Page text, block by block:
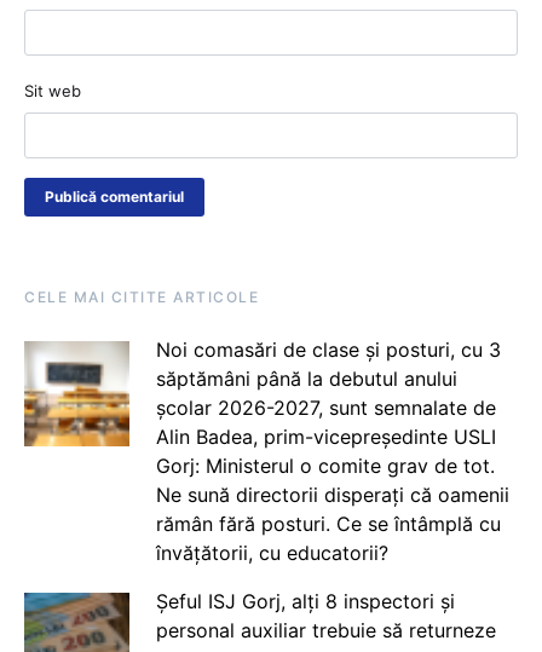
Sit web
CELE MAI CITITE ARTICOLE
Noi comasări de clase și posturi, cu 3
săptămâni până la debutul anului
școlar 2026-2027, sunt semnalate de
Alin Badea, prim-vicepreședinte USLI
Gorj: Ministerul o comite grav de tot.
Ne sună directorii disperați că oamenii
rămân fără posturi. Ce se întâmplă cu
învățătorii, cu educatorii?
Șeful ISJ Gorj, alți 8 inspectori și
personal auxiliar trebuie să returneze